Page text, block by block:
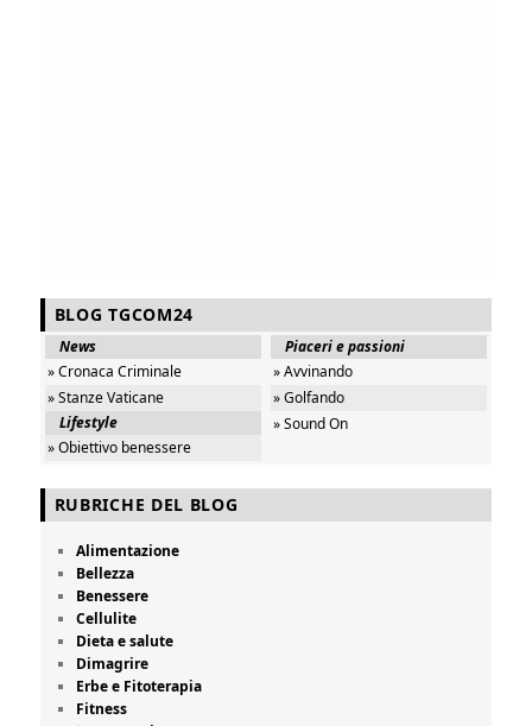
BLOG TGCOM24
News
» Cronaca Criminale
» Stanze Vaticane
Lifestyle
» Obiettivo benessere
Piaceri e passioni
» Avvinando
» Golfando
» Sound On
RUBRICHE DEL BLOG
Alimentazione
Bellezza
Benessere
Cellulite
Dieta e salute
Dimagrire
Erbe e Fitoterapia
Fitness